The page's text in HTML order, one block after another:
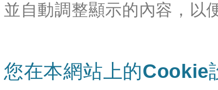
並自動調整顯示的內容，以
您在本網站上的Cookie